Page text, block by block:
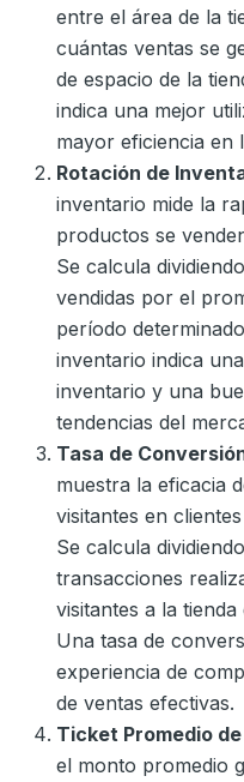
entre el área de la
cuántas ventas se
de espacio de la
indica una mejor
mayor eficiencia en
Rotación de
inventario mide la
productos se
Se calcula
vendidas por el
período
inventario indica
inventario y una
tendencias del
Tasa de
muestra la eficacia
visitantes en
Se calcula
transacciones
visitantes a la
Una tasa de
experiencia de
de ventas efectivas.
Ticket Promedio
el monto promedio